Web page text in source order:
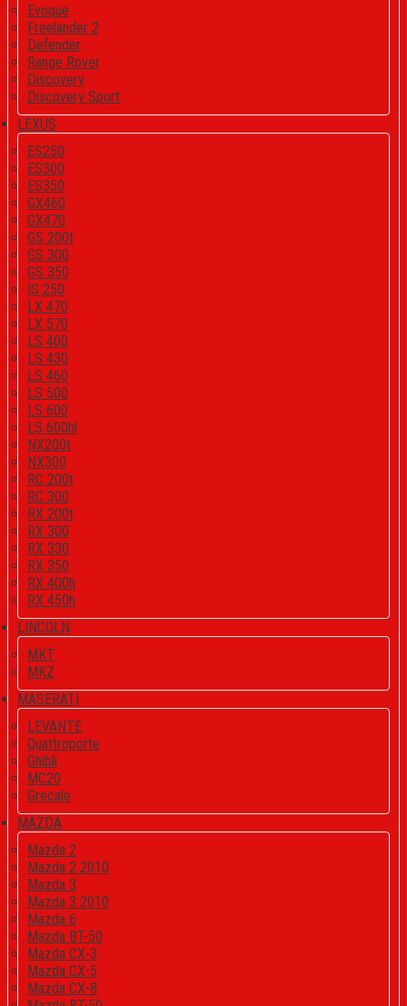
Evoque
Freelander 2
Defender
Range Rover
Discovery
Discovery Sport
LEXUS
ES250
ES300
ES350
GX460
GX470
GS 200t
GS 300
GS 350
IS 250
LX 470
LX 570
LS 400
LS 430
LS 460
LS 500
LS 600
LS 600hl
NX200t
NX300
RC 200t
RC 300
RX 200t
RX 300
RX 330
RX 350
RX 400h
RX 450h
LINCOLN
MKT
MKZ
MASERATI
LEVANTE
Quattroporte
Ghibli
MC20
Grecale
MAZDA
Mazda 2
Mazda 2 2010
Mazda 3
Mazda 3 2010
Mazda 6
Mazda BT-50
Mazda CX-3
Mazda CX-5
Mazda CX-8